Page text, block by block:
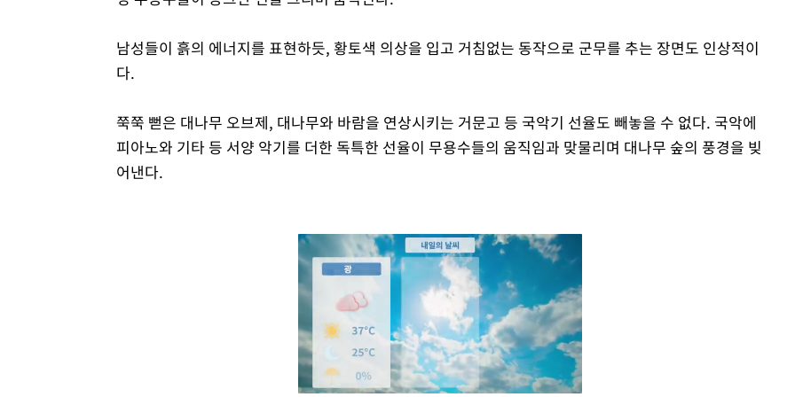
남성들이 흙의 에너지를 표현하듯, 황토색 의상을 입고 거침없는 동작으로 군무를 추는 장면도 인상적이
다.
쭉쭉 뻗은 대나무 오브제, 대나무와 바람을 연상시키는 거문고 등 국악기 선율도 빼놓을 수 없다. 국악에
피아노와 기타 등 서양 악기를 더한 독특한 선율이 무용수들의 움직임과 맞물리며 대나무 숲의 풍경을 빚
어낸다.